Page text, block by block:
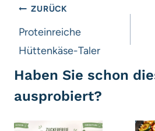
Beitragsnavigation
ZURÜCK
Proteinreiche
Hüttenkäse-Taler
Haben Sie schon
ausprobiert?